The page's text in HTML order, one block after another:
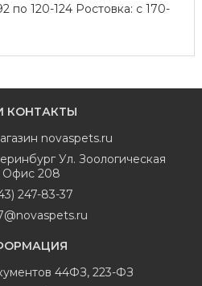
по 120-124 Ростовка: с 170-
КОНТАКТЫ
novaspets.ru
Ул. Зоологическая
Офис 208
247-83-37
44ФЗ, 223-ФЗ